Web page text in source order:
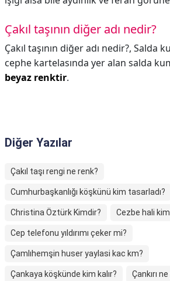
Çakıl taşının diğer adı nedir?
Çakıl taşının diğer adı nedir?, Salda
cephe kartelasında yer alan salda
beyaz renktir.
Diğer Yazılar
Çakıl taşı rengi ne renk?
Cumhurbaşkanlığı köşkünü kim tasarladı?
Christina Öztürk Kimdir? Cezbe hali
Cep telefonu yıldırımı çeker mi?
Çamlıhemşin huser yaylasi kac km?
Çankaya köşkünde kim kalır? Çankırı